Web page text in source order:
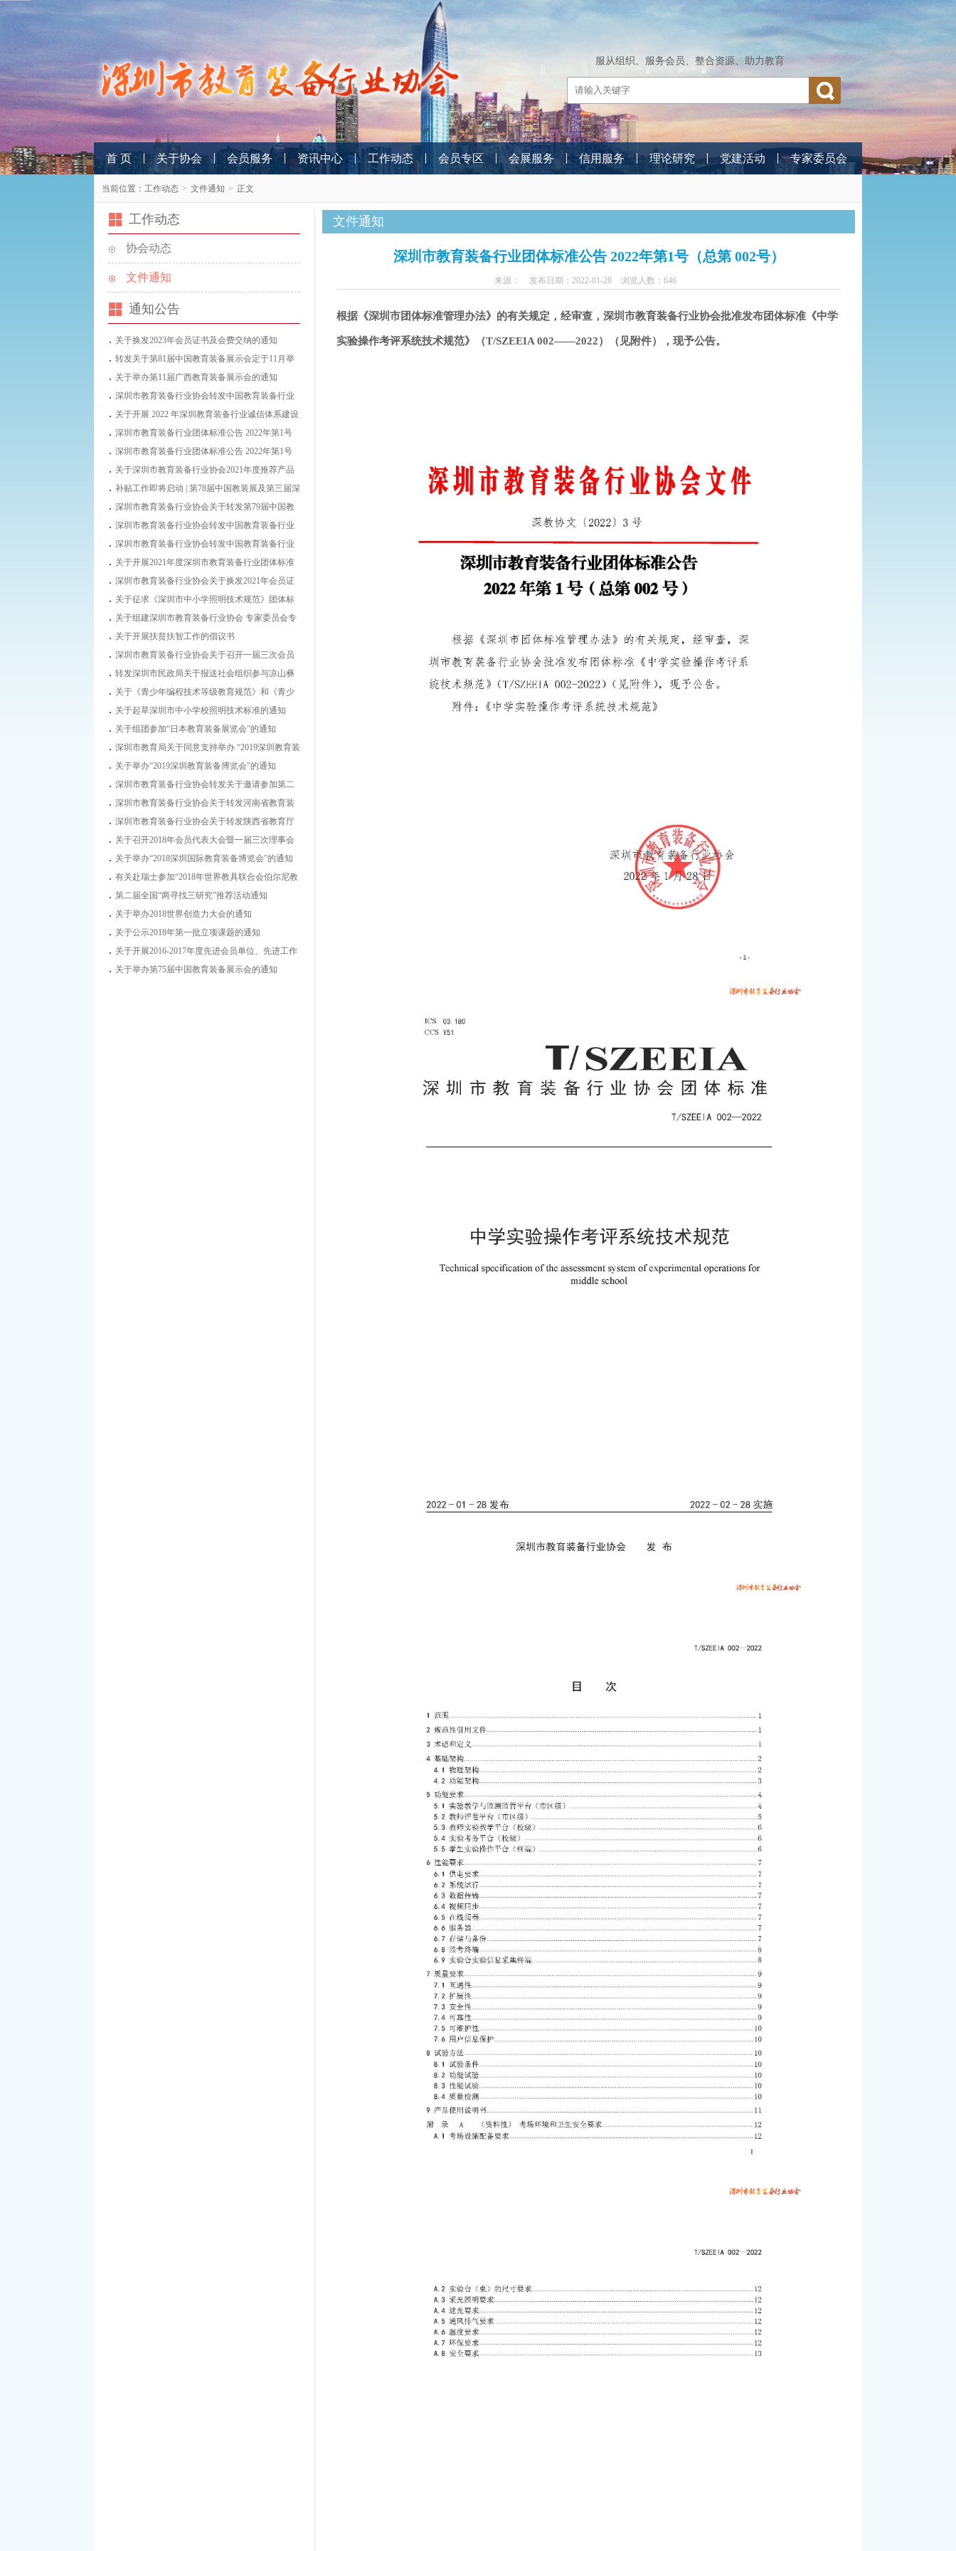
服从组织、服务会员、整合资源、助力教育
首 页 关于协会 会员服务 资讯中心 工作动态 会员专区 会展服务 信用服务 理论研究 党建活动 专家委员会
当前位置： 工作动态 > 文件通知 > 正文
工作动态
协会动态
文件通知
通知公告
关于换发2023年会员证书及会费交纳的通知
转发关于第81届中国教育装备展示会定于11月举
办的通知
关于举办第11届广西教育装备展示会的通知
深圳市教育装备行业协会转发中国教育装备行业
协会关于开展2022年教育装备行业企业信用等级
评价工作的通知
关于开展 2022 年深圳教育装备行业诚信体系建设
工作的通知
深圳市教育装备行业团体标准公告 2022年第1号
（总第 002号）
深圳市教育装备行业团体标准公告 2022年第1号
（总第 002号）
关于深圳市教育装备行业协会2021年度推荐产品
名单结果的公示
补贴工作即将启动 | 第78届中国教装展及第三届深
圳教博会被纳入深圳市国内重点经贸类展会
深圳市教育装备行业协会关于转发第79届中国教
育装备展示会具体事项的通知
深圳市教育装备行业协会转发中国教育装备行业
协会关于开展中国教育装备行业协会2022年度推
荐产品工作的通知
深圳市教育装备行业协会转发中国教育装备行业
协会关于开展2021年教育装备行业企业信用等级
评价工作的通知
关于开展2021年度深圳市教育装备行业团体标准
立项工作的通知
深圳市教育装备行业协会关于换发2021年会员证
书及会费缴纳的通知
关于征求《深圳市中小学照明技术规范》团体标
准（征求意见稿）意见的通知
关于组建深圳市教育装备行业协会 专家委员会专
家库的通知
关于开展扶贫扶智工作的倡议书
深圳市教育装备行业协会关于召开一届三次会员
代表大会暨一届四次理事会的通知
转发深圳市民政局关于报送社会组织参与凉山彝
族自治州普格县、金阳县、甘洛县、雷波县脱贫
攻坚帮扶项目的通知
关于《青少年编程技术等级教育规范》和《青少
年机器人技术等级教育规范》团体标准编制工作
会议通知
关于起草深圳市中小学校照明技术标准的通知
关于组团参加“日本教育装备展览会”的通知
深圳市教育局关于同意支持举办 “2019深圳教育装
备博览会”的复函
关于举办“2019深圳教育装备博览会”的通知
深圳市教育装备行业协会转发关于邀请参加第二
届云南教育装备展示会的函
深圳市教育装备行业协会关于转发河南省教育装
备行业协会《关于举办“第二届中国（郑州）国际
教育装备博览会暨教育产业发展高峰论坛”的通
知》的函
深圳市教育装备行业协会关于转发陕西省教育厅
教育技术装备管理中心《关于举办“2019西部教育
装备博览会”的通知》的函
关于召开2018年会员代表大会暨一届三次理事会
的通知
关于举办“2018深圳国际教育装备博览会”的通知
有关赴瑞士参加“2018年世界教具联合会伯尔尼教
育技术装备展”的组团通知
第二届全国“两寻找三研究”推荐活动通知
关于举办2018世界创造力大会的通知
关于公示2018年第一批立项课题的通知
关于开展2016-2017年度先进会员单位、先进工作
者评选表彰活动的通知
关于举办第75届中国教育装备展示会的通知
文件通知
深圳市教育装备行业团体标准公告 2022年第1号（总第 002号）
来源： 发布日期：2022-01-28 浏览人数：646
根据《深圳市团体标准管理办法》的有关规定，经审查，深圳市教育装备行业协会批准发布团体标准《中学
实验操作考评系统技术规范》（T/SZEEIA 002——2022）（见附件），现予公告。